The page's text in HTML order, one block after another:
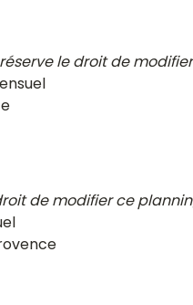
le droit de
de modifier ce